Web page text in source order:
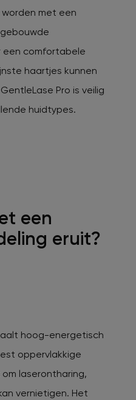
met een
een comfortabele
haartjes kunnen
Pro is veilig
huidtypes.
een
eruit?
hoog-energetisch
oppervlakkige
laserontharing,
vernietigen. Het